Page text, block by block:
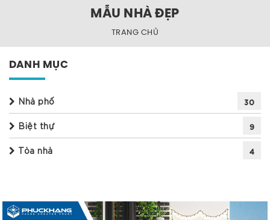
MẪU NHÀ ĐẸP
TRANG CHỦ
DANH MỤC
Nhà phố 30
Biệt thự 9
Tòa nhà 4